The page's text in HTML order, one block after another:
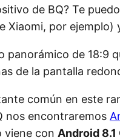
de BQ? Te
Xiaomi, por ejemplo)
panorámico de 18:9
de la pantalla
común en este
nos encontraremos
viene con Android 8.1